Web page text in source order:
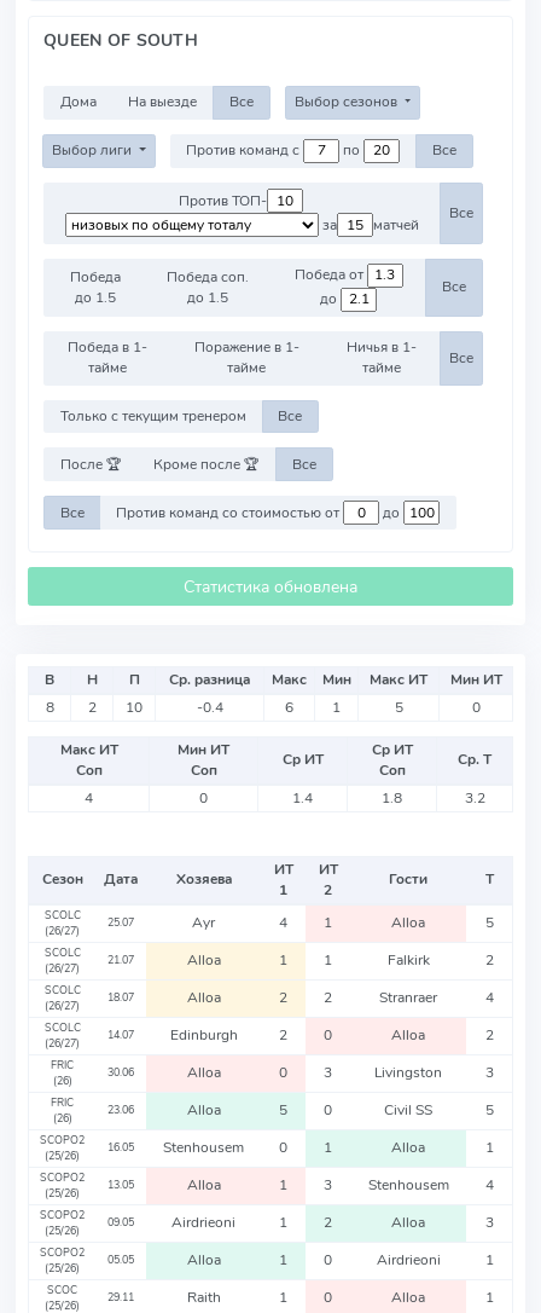
QUEEN OF SOUTH
Дома На выезде Все Выбор сезонов
Выбор лиги Против команд с по Все
Против ТОП-
за
матчей
Все
Победа
до 1.5
Победа соп.
до 1.5
Победа от
до
Все
Победа в 1-
тайме
Поражение в 1-
тайме
Ничья в 1-
тайме
Все
Только с текущим тренером Все
После 🏆 Кроме после 🏆 Все
Все Против команд со стоимостью от до
Статистика обновлена
В Н П Ср. разница Макс Мин Макс ИТ
Мин ИТ
8
2 10 -0.4 6 1 5 0
Макс ИТ
Соп
Мин ИТ
Соп
Ср ИТ
Ср ИТ
Соп
Ср. Т
4
0 1.4 1.8 3.2
Сезон Дата Хозяева
ИТ
1
ИТ
2
Гости Т
SCOLC
(26/27)
25.07 Ayr 4 1 Alloa 5
SCOLC
(26/27)
21.07 Alloa 1 1 Falkirk 2
SCOLC
(26/27)
18.07 Alloa 2 2 Stranraer 4
SCOLC
(26/27)
14.07 Edinburgh 2 0 Alloa 2
FRIC
(26)
30.06 Alloa 0 3 Livingston 3
FRIC
(26)
23.06 Alloa 5 0 Civil SS 5
SCOPO2
(25/26)
16.05 Stenhousem 0 1 Alloa 1
SCOPO2
(25/26)
13.05 Alloa 1 3 Stenhousem 4
SCOPO2
(25/26)
09.05 Airdrieoni 1 2 Alloa 3
SCOPO2
(25/26)
05.05 Alloa 1 0 Airdrieoni 1
SCOC
(25/26)
29.11 Raith 1 0 Alloa 1